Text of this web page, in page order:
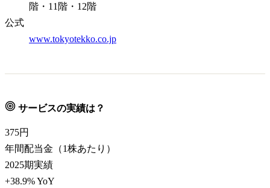
階・11階・12階
公式
www.tokyotekko.co.jp
サービスの実績は？
375円
年間配当金（1株あたり）
2025期実績
+38.9% YoY